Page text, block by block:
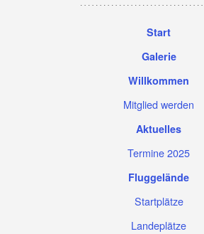
Start
Galerie
Willkommen
Mitglied werden
Aktuelles
Termine 2025
Fluggelände
Startplätze
Landeplätze